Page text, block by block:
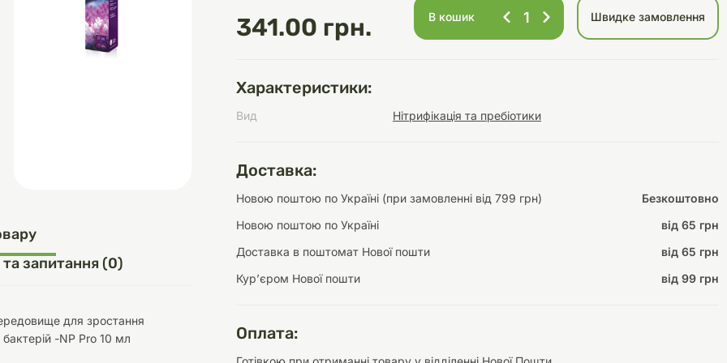
Домашній затишок
Переноски
Засоби для догляду
Інструменти для
догляду
Амуніція
Наповнювачі
Засоби для догляду
Аксесуари
341.00 грн. В кошик Швидке замовлення
Характеристики:
Вид Нітрифікація та пребіотики
Доставка:
Новою поштою по Україні (при замовленні від 799 грн)
Безкоштовно
Новою поштою по Україні
від 65 грн
Доставка в поштомат Нової пошти
від 65 грн
Курʼєром Нової пошти
від 99 грн
Оплата:
та запитання (0)
для зростання
бактерій -NP Pro 10 мл